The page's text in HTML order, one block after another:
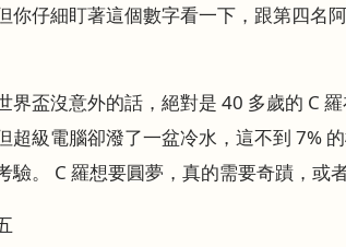
你仔細盯著這個數字看一下，跟第四名
界盃沒意外的話，絕對是 40 多歲的 C
超級電腦卻潑了一盆冷水，這不到 7%
。 C 羅想要圓夢，真的需要奇蹟，或